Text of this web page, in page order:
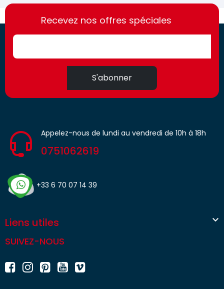
https://france-
access.fr
https://france-
access.fr
Recevez nos offres spéciales
S'abonner
Appelez-nous de lundi au vendredi de 10h à 18h
0751062619
+33 6 70 07 14 39
Liens utiles 
SUIVEZ-NOUS